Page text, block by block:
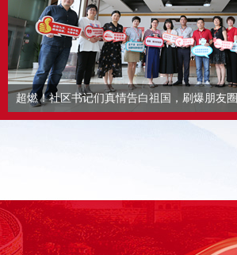
超燃！社区书记们真情告白祖国，刷爆朋友圈